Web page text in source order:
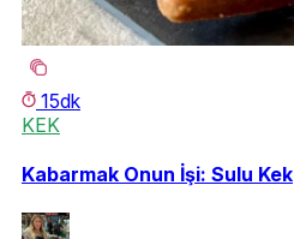
15dk
KEK
Kabarmak Onun İşi: Sulu Kek